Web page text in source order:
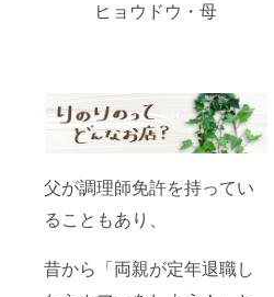
ヒョウドウ・母
父が調理師免許を持ってい
ることもあり、
昔から「両親が定年退職し